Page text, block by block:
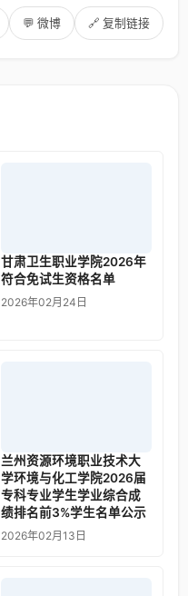
💬 微博 🔗 复制链接
甘肃卫生职业学院2026年
符合免试生资格名单
2026年02月24日
兰州资源环境职业技术大
学环境与化工学院2026届
专科专业学生学业综合成
绩排名前3%学生名单公示
2026年02月13日